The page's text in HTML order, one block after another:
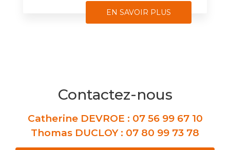
EN SAVOIR PLUS
Contactez-nous
Catherine DEVROE : 07 56 99 67 10
Thomas DUCLOY : 07 80 99 73 78